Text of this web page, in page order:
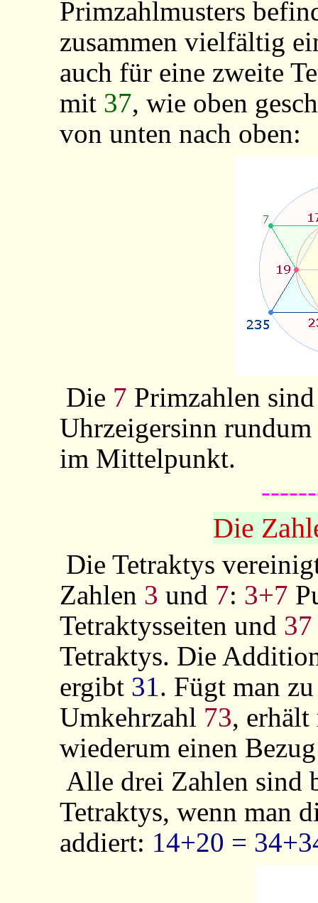
Primzahlmusters
zusammen vielfältig
auch für eine zweite
mit 37, wie oben
von unten nach oben:
Die 7 Primzahlen
Uhrzeigersinn
im Mittelpunkt.
Die
Die Tetraktys
Zahlen 3 und 7: 3+7
Tetraktysseiten und 37
Tetraktys. Die
ergibt 31. Fügt man
Umkehrzahl 73,
wiederum einen
Alle drei Zahlen sind
Tetraktys, wenn man
addiert: 14+20 =